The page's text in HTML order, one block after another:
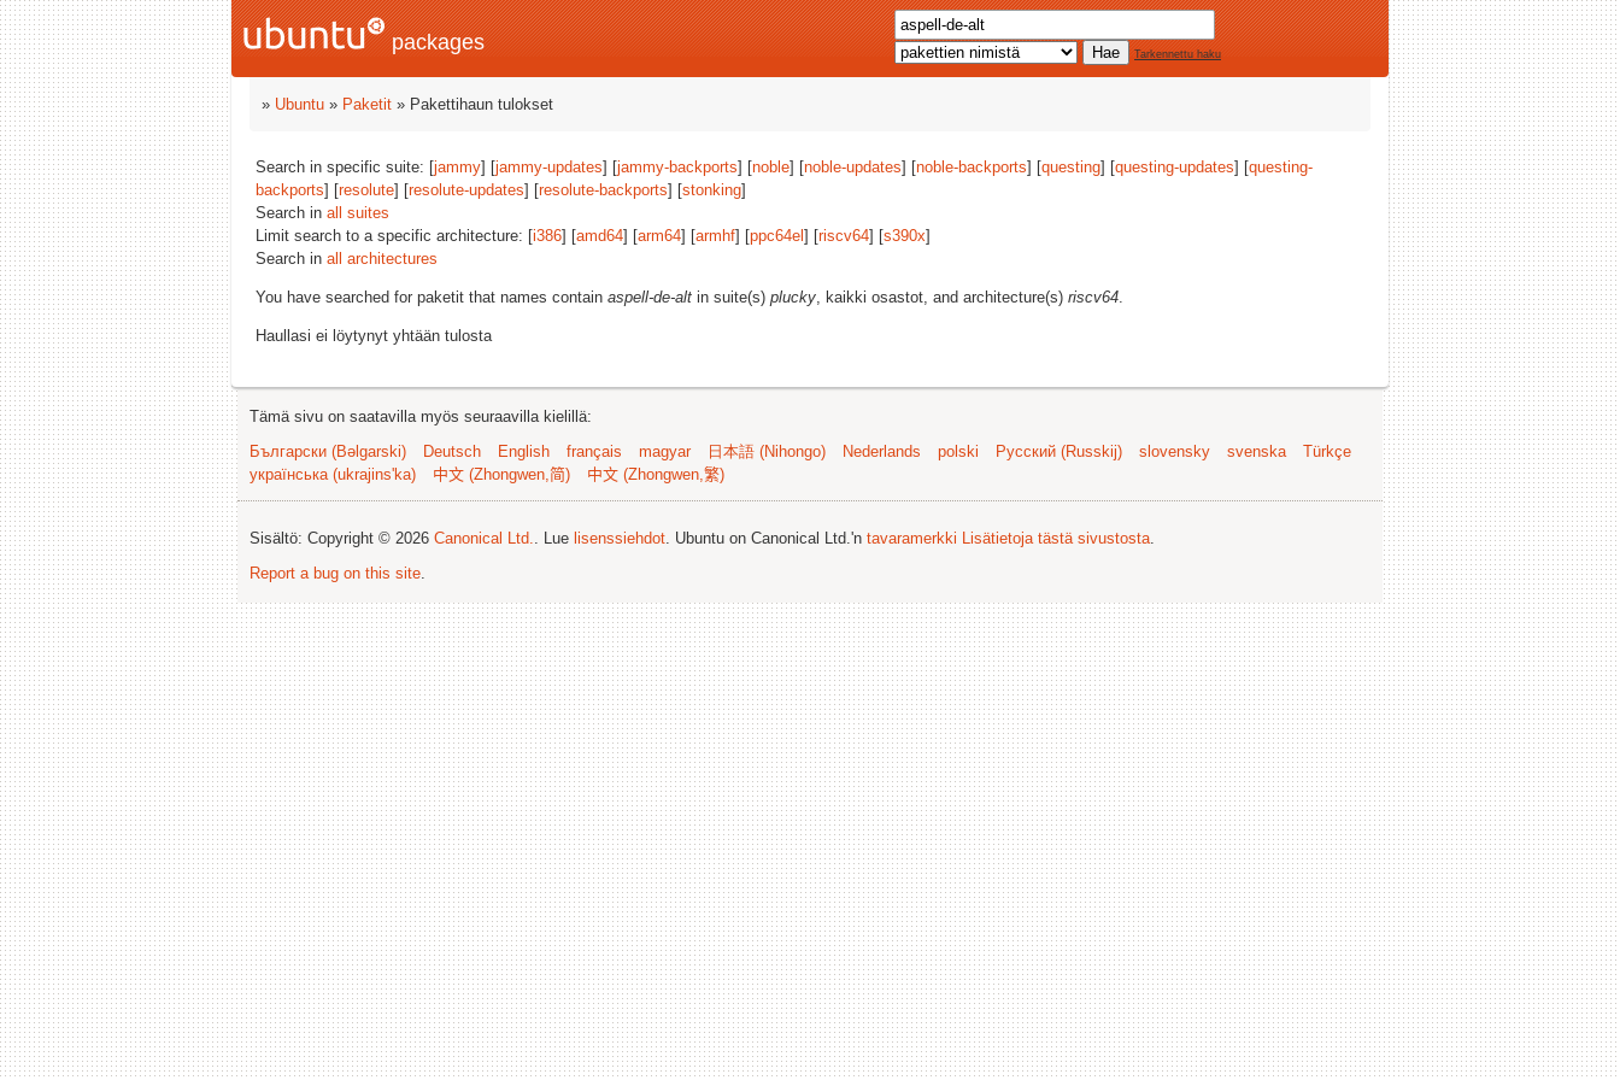
packages Tarkennettu haku
» Ubuntu » Paketit » Pakettihaun tulokset
Search in specific suite: [jammy] [jammy-updates] [jammy-backports] [noble] [noble-updates] [noble-backports] [questing] [questing-updates] [questing-
backports] [resolute] [resolute-updates] [resolute-backports] [stonking]
Search in all suites
Limit search to a specific architecture: [i386] [amd64] [arm64] [armhf] [ppc64el ] [riscv64] [s390x]
Search in all architectures
You have searched for paketit that names contain aspell-de-alt in suite(s) plucky, kaikki osastot, and architecture(s) riscv64.
Haullasi ei löytynyt yhtään tulosta
Tämä sivu on saatavilla myös seuraavilla kielillä:
Български (Bəlgarski)
Deutsch English français magyar 日本語 (Nihongo) Nederlands polski Русский (Russkij) slovensky svenska
Türkçe
українська (ukrajins'ka)
中文 (Zhongwen,简) 中文 (Zhongwen,繁)
Sisältö: Copyright © 2026 Canonical Ltd.. Lue lisenssiehdot. Ubuntu on Canonical Ltd.'n tavaramerkki Lisätietoja tästä sivustosta.
Report a bug on this site.